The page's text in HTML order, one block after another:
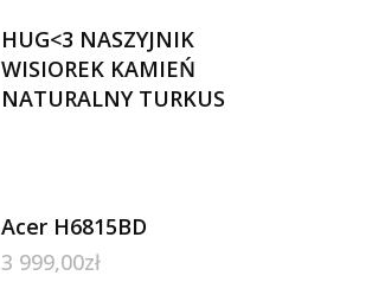
HUG<3 NASZYJNIK
WISIOREK KAMIEŃ
NATURALNY TURKUS
Acer H6815BD
3 999,00zł